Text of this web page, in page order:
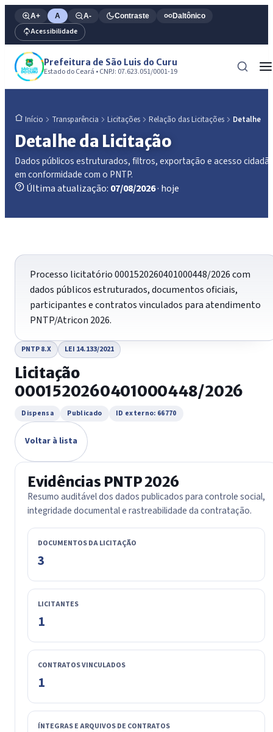
A+ A A- Contraste Daltônico
Acessibilidade
Prefeitura de São Luis do Curu
Estado do Ceará • CNPJ: 07.623.051/0001-19
Início Transparência Licitações Relação das Licitações Detalhe
Detalhe da Licitação
Dados públicos estruturados, filtros, exportação e acesso
em conformidade com o PNTP.
Última atualização: 07/08/2026· hoje
Processo licitatório 0001520260401000448/2026 com
dados públicos estruturados, documentos oficiais,
participantes e contratos vinculados para atendimento
PNTP/Atricon 2026.
PNTP 8.X LEI 14.133/2021
Licitação
0001520260401000448/2026
Dispensa Publicado ID externo: 66770
Voltar à lista
Evidências PNTP 2026
Resumo auditável dos dados publicados para controle social,
integridade documental e rastreabilidade da contratação.
DOCUMENTOS DA LICITAÇÃO
3
LICITANTES
1
CONTRATOS VINCULADOS
1
ÍNTEGRAS E ARQUIVOS DE CONTRATOS